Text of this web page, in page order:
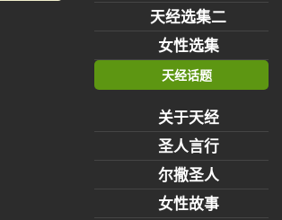
天经选集二
女性选集
天经话题
关于天经
圣人言行
尔撒圣人
女性故事